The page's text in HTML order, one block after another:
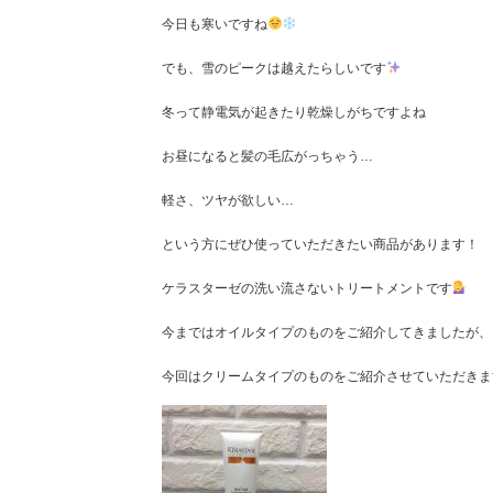
今日も寒いですね
でも、雪のピークは越えたらしいです
冬って静電気が起きたり乾燥しがちですよね
お昼になると髪の毛広がっちゃう…
軽さ、ツヤが欲しい…
という方にぜひ使っていただきたい商品があります！
ケラスターゼの洗い流さないトリートメント です
今まではオイルタイプのものをご紹介してきましたが、
今回はクリームタイプのものをご紹介させていただき